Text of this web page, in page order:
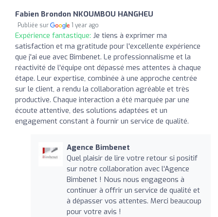
Fabien Brondon NKOUMBOU HANGHEU
Publiée sur 1 year ago
Expérience fantastique: Je tiens à exprimer ma
satisfaction et ma gratitude pour l'excellente expérience
que j'ai eue avec Bimbenet. Le professionnalisme et la
réactivité de l'équipe ont dépassé mes attentes à chaque
étape. Leur expertise, combinée à une approche centrée
sur le client, a rendu la collaboration agréable et très
productive. Chaque interaction a été marquée par une
écoute attentive, des solutions adaptées et un
engagement constant à fournir un service de qualité.
Agence Bimbenet
Quel plaisir de lire votre retour si positif
sur notre collaboration avec l'Agence
Bimbenet ! Nous nous engageons à
continuer à offrir un service de qualité et
à dépasser vos attentes. Merci beaucoup
pour votre avis !